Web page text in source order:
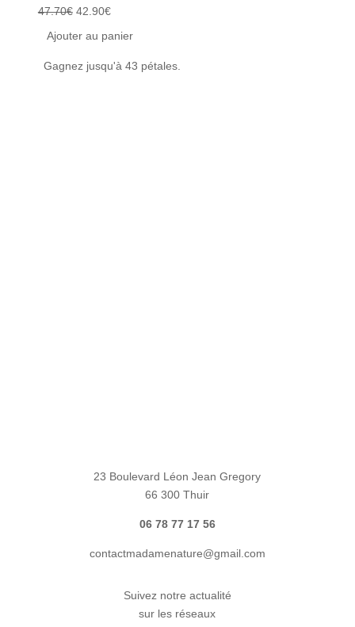
47.70€ Le
était :
42.90€Le
prix
est :
Ajouter au panier
Gagnez jusqu'à 43 pétales.
23 Boulevard Léon Jean Gregory
66 300 Thuir
06 78 77 17 56
contactmadamenature@gmail.com
Suivez notre actualité
sur les réseaux